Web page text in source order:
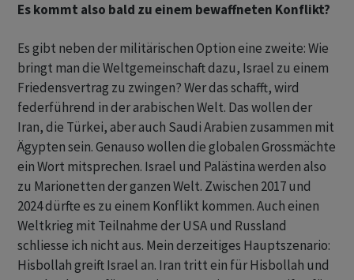
Es kommt also bald zu einem bewaffneten Konflikt?
Es gibt neben der militärischen Option eine zweite: Wie
bringt man die Weltgemeinschaft dazu, Israel zu einem
Friedensvertrag zu zwingen? Wer das schafft, wird
federführend in der arabischen Welt. Das wollen der
Iran, die Türkei, aber auch Saudi Arabien zusammen mit
Ägypten sein. Genauso wollen die globalen Grossmächte
ein Wort mitsprechen. Israel und Palästina werden also
zu Marionetten der ganzen Welt. Zwischen 2017 und
2024 dürfte es zu einem Konflikt kommen. Auch einen
Weltkrieg mit Teilnahme der USA und Russland
schliesse ich nicht aus. Mein derzeitiges Hauptszenario:
Hisbollah greift Israel an. Iran tritt ein für Hisbollah und